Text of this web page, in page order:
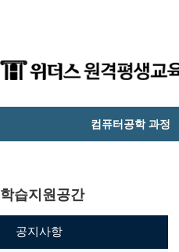
컴퓨터공학 과정
학습지원공간
공지사항